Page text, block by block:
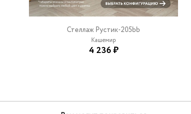
Стеллаж Рустик-205bb
Кашемир
4 236 ₽